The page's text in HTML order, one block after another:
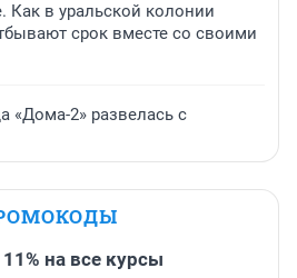
Как в уральской колонии
срок вместе со своими
«Дома-2» развелась с
на все курсы